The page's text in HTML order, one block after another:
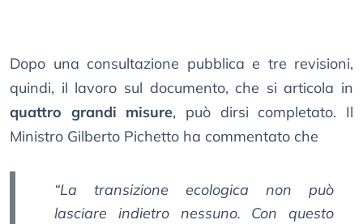
Dopo una consultazione pubblica e tre revisioni,
quindi, il lavoro sul documento, che si articola in
quattro grandi misure, può dirsi completato. Il
Ministro Gilberto Pichetto ha commentato che
“La transizione ecologica non può
lasciare indietro nessuno. Con questo